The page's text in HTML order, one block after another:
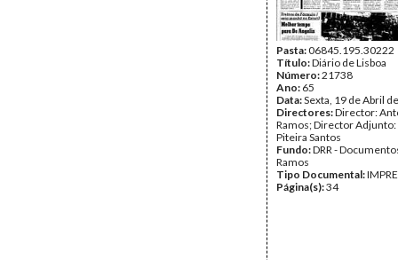
Pasta:06845.195.30222
Título:Diário de Lisboa
Número:21738
Ano: 65
Data:Sexta, 19 de Abril
Directores:Director:
Ramos; Director
Piteira Santos
Fundo:DRR -
Ramos
Tipo Documental:
Página(s):34